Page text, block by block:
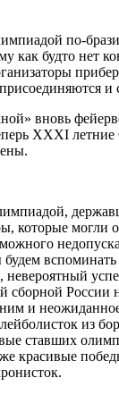
по-
как будто нет
и
вновь
XXXI
которые могли
невероятный
сборной России
и
из
ставших
красивые